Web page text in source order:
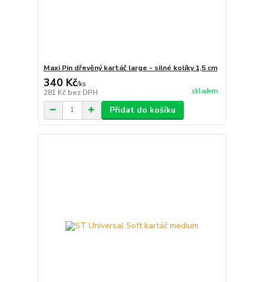
Maxi Pin dřevěný kartáč large - silné kolíky 1,5 cm
340 Kč/ks
281 Kč bez DPH skladem
Přidat do košíku